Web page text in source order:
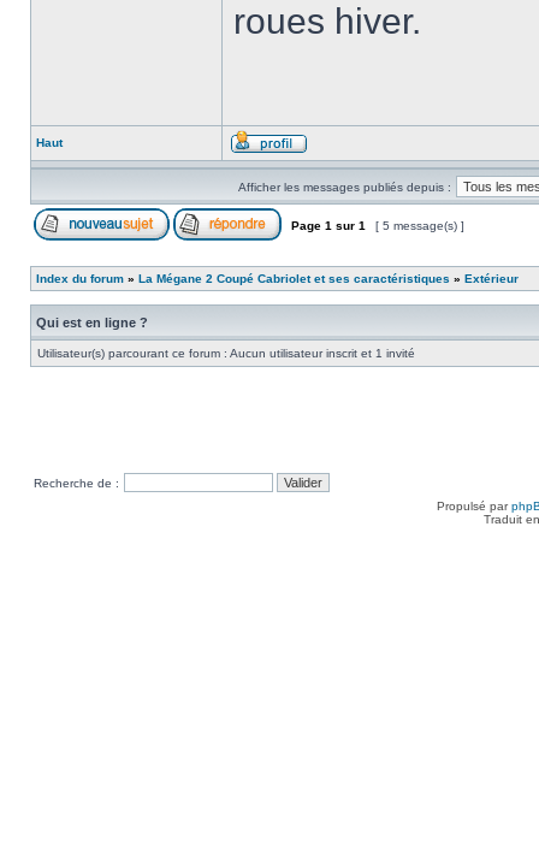
roues hiver.
Haut
Afficher les messages publiés depuis :
Page 1 sur 1 [ 5 message(s) ]
Index du forum » La Mégane 2 Coupé Cabriolet et ses caractéristiques » Extérieur
Qui est en ligne ?
Utilisateur(s) parcourant ce forum : Aucun utilisateur inscrit et 1 invité
Recherche de :
Propulsé par
Traduit